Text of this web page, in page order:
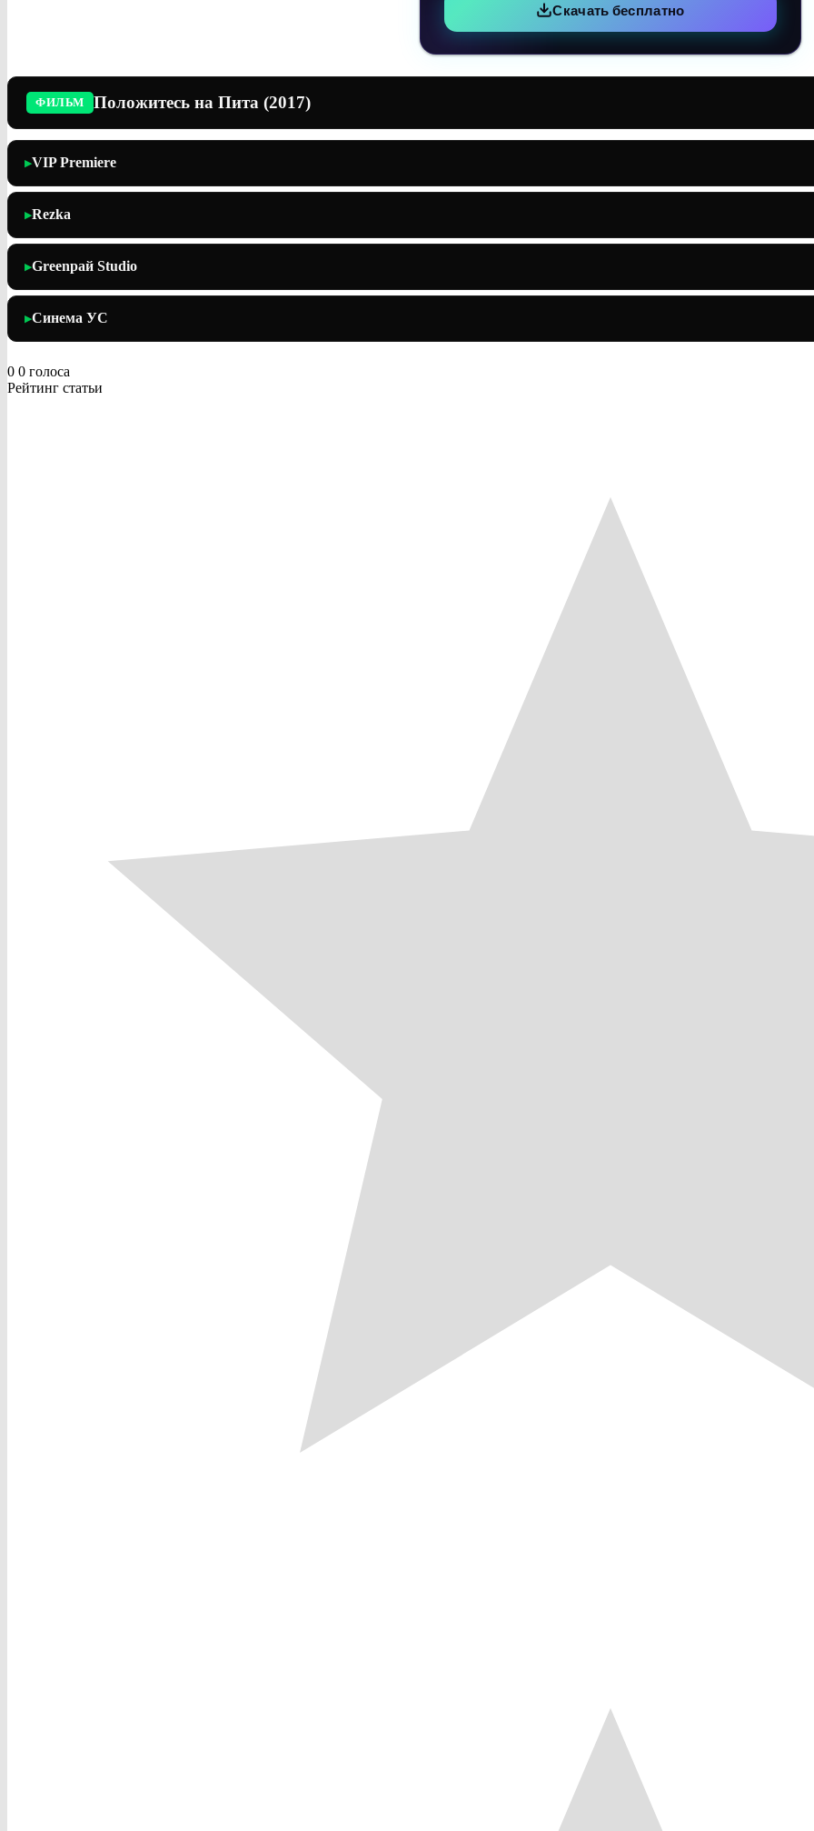
Скачать бесплатно
ФИЛЬМ Положитесь на Пита (2017)
▶VIP Premiere
▶Rezka
▶Greenрай Studio
▶Синема УС
0 0 голоса
Рейтинг статьи